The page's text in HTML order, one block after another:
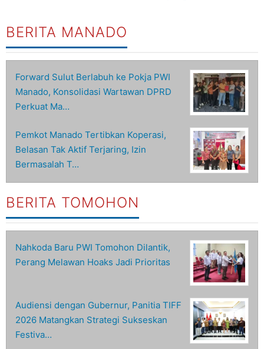
BERITA MANADO
Forward Sulut Berlabuh ke Pokja PWI
Manado, Konsolidasi Wartawan DPRD
Perkuat Ma…
Pemkot Manado Tertibkan Koperasi,
Belasan Tak Aktif Terjaring, Izin
Bermasalah T…
BERITA TOMOHON
Nahkoda Baru PWI Tomohon Dilantik,
Perang Melawan Hoaks Jadi Prioritas
Audiensi dengan Gubernur, Panitia TIFF
2026 Matangkan Strategi Sukseskan
Festiva…